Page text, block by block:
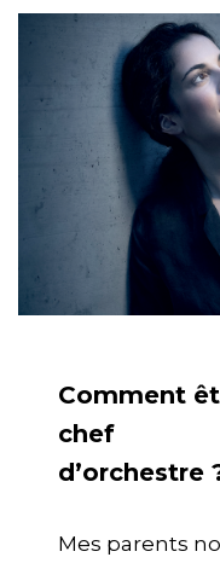
Comment
chef
d’orchestre
Mes parents